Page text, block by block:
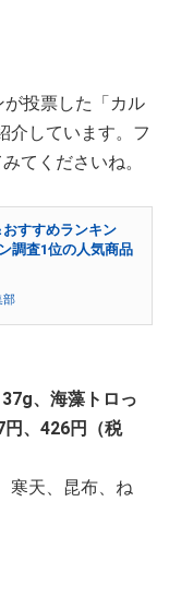
投票した「カル
介しています。フ
てくださいね。
すすめランキン
調査1位の人気商品
部
、海藻トロっ
、426円（税
寒天、昆布、ね